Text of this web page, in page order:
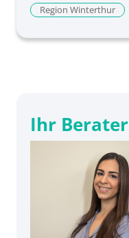
Region Winterthur
Ihr Berater